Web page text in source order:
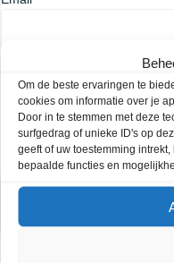
Om de beste ervaringen te
cookies om informatie over je
Door in te stemmen met deze
surfgedrag of unieke ID's op
geeft of uw toestemming
bepaalde functies en